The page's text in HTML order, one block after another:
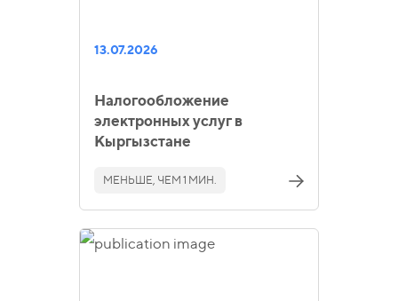
13.07.2026
Налогообложение
электронных услуг в
Кыргызстане
МЕНЬШЕ, ЧЕМ 1 МИН.